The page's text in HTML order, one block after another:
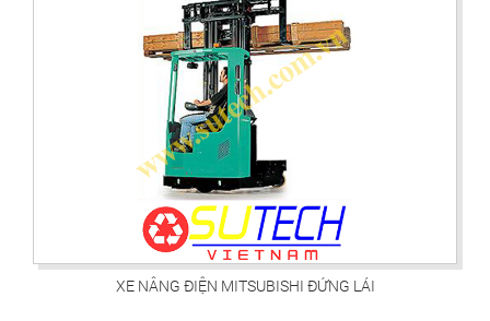
XE NÂNG ĐIỆN MITSUBISHI ĐỨNG LÁI